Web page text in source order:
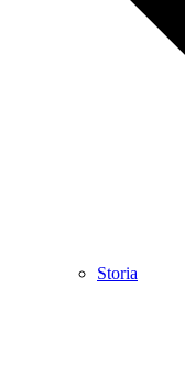
Storia